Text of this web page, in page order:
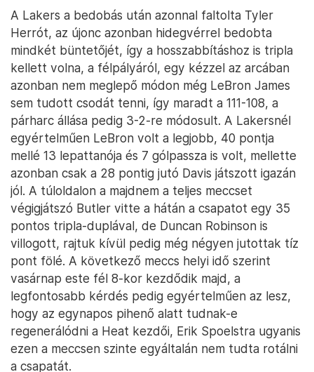
A Lakers a bedobás után azonnal faltolta Tyler
Herrót, az újonc azonban hidegvérrel bedobta
mindkét büntetőjét, így a hosszabbításhoz is tripla
kellett volna, a félpályáról, egy kézzel az arcában
azonban nem meglepő módon még LeBron James
sem tudott csodát tenni, így maradt a 111-108, a
párharc állása pedig 3-2-re módosult. A Lakersnél
egyértelműen LeBron volt a legjobb, 40 pontja
mellé 13 lepattanója és 7 gólpassza is volt, mellette
azonban csak a 28 pontig jutó Davis játszott igazán
jól. A túloldalon a majdnem a teljes meccset
végigjátszó Butler vitte a hátán a csapatot egy 35
pontos tripla-duplával, de Duncan Robinson is
villogott, rajtuk kívül pedig még négyen jutottak tíz
pont fölé. A következő meccs helyi idő szerint
vasárnap este fél 8-kor kezdődik majd, a
legfontosabb kérdés pedig egyértelműen az lesz,
hogy az egynapos pihenő alatt tudnak-e
regenerálódni a Heat kezdői, Erik Spoelstra ugyanis
ezen a meccsen szinte egyáltalán nem tudta rotálni
a csapatát.